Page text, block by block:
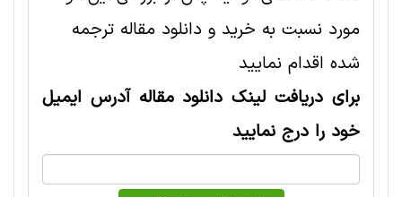
مورد نسبت به خرید و دانلود مقاله ترجمه
شده اقدام نمایید
برای دریافت لینک دانلود مقاله آدرس ایمیل
خود را درج نمایید